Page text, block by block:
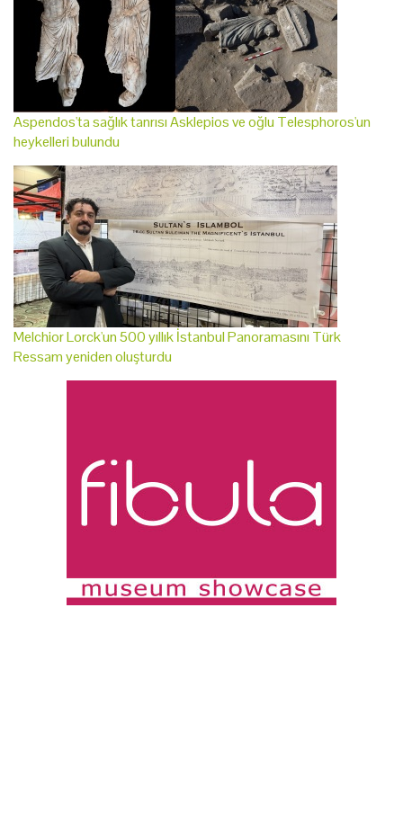
Aspendos'ta sağlık tanrısı Asklepios ve oğlu Telesphoros'un
heykelleri bulundu
Melchior Lorck'un 500 yıllık İstanbul Panoramasını Türk
Ressam yeniden oluşturdu